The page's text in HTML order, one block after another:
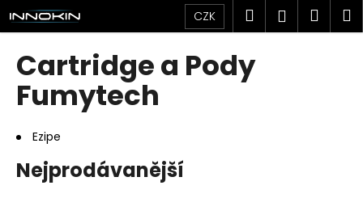
Přejít
na
obsah
CZK Hledat
Cartridge a Pody
Fumytech
Ezipe
Nejprodávanější
K
o
C
o
p
t